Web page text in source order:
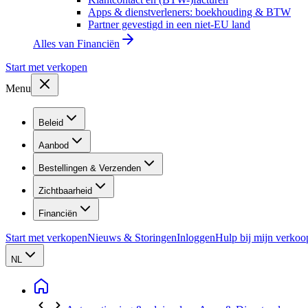
Apps & dienstverleners: boekhouding & BTW
Partner gevestigd in een niet-EU land
Alles van Financiën
Start met verkopen
Menu
Beleid
Aanbod
Bestellingen & Verzenden
Zichtbaarheid
Financiën
Start met verkopenNieuws & StoringenInloggenHulp bij mijn
NL